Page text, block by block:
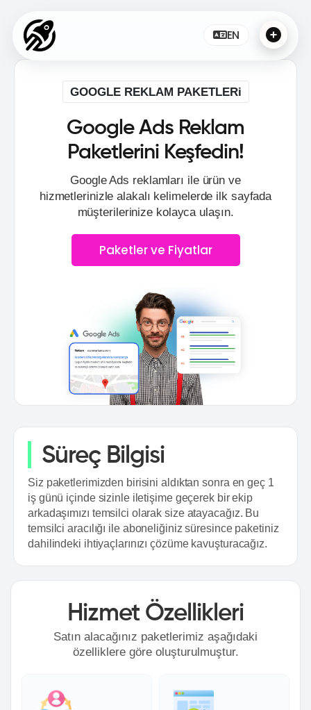
EN
GOOGLE REKLAM PAKETLERi
Google Ads Reklam
Paketlerini Keşfedin!
Google Ads reklamları ile ürün ve
hizmetlerinizle alakalı kelimelerde ilk sayfada
müşterilerinize kolayca ulaşın.
Paketler ve Fiyatlar
Süreç Bilgisi
Siz paketlerimizden birisini aldıktan sonra en geç 1
iş günü içinde sizinle iletişime geçerek bir ekip
arkadaşımızı temsilci olarak size atayacağız. Bu
temsilci aracılığı ile aboneliğiniz süresince paketiniz
dahilindeki ihtiyaçlarınızı çözüme kavuşturacağız.
Hizmet Özellikleri
Satın alacağınız paketlerimiz aşağıdaki
özelliklere göre oluşturulmuştur.